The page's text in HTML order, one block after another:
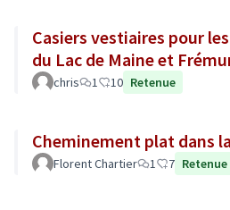
Casiers vestiaires pour
du Lac de Maine et
chris 1 10 Retenue
Cheminement plat dans
Florent Chartier 1 7 Retenue